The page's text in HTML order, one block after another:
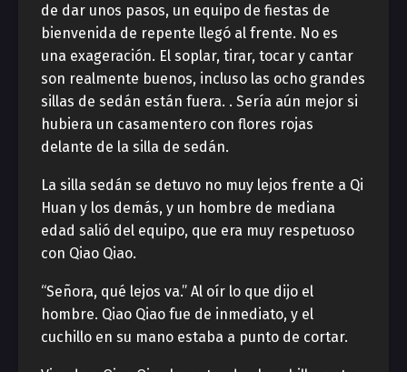
de dar unos pasos, un equipo de fiestas de
bienvenida de repente llegó al frente. No es
una exageración. El soplar, tirar, tocar y cantar
son realmente buenos, incluso las ocho grandes
sillas de sedán están fuera. . Sería aún mejor si
hubiera un casamentero con flores rojas
delante de la silla de sedán.
La silla sedán se detuvo no muy lejos frente a Qi
Huan y los demás, y un hombre de mediana
edad salió del equipo, que era muy respetuoso
con Qiao Qiao.
“Señora, qué lejos va.” Al oír lo que dijo el
hombre. Qiao Qiao fue de inmediato, y el
cuchillo en su mano estaba a punto de cortar.